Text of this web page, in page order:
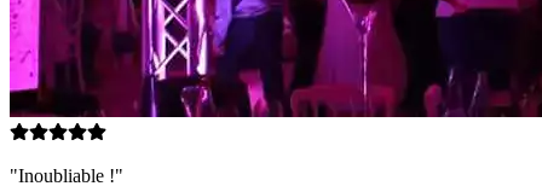
"Inoubliable !"